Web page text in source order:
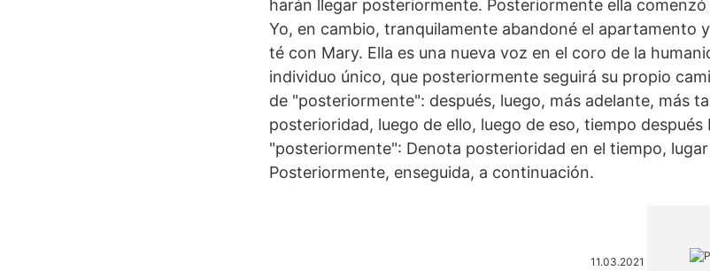
harán llegar posteriormente. Posteriormente ella
Yo, en cambio, tranquilamente abandoné el apartamento
té con Mary. Ella es una nueva voz en el coro de la
individuo único, que posteriormente seguirá su propio
de "posteriormente": después, luego, más adelante, más
posterioridad, luego de ello, luego de eso, tiempo
"posteriormente": Denota posterioridad en el tiempo,
Posteriormente, enseguida, a continuación.
11.03.2021